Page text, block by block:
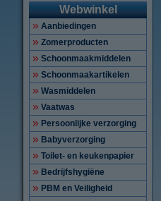
Webwinkel
Aanbiedingen
Zomerproducten
Schoonmaakmiddelen
Schoonmaakartikelen
Wasmiddelen
Vaatwas
Persoonlijke verzorging
Babyverzorging
Toilet- en keukenpapier
Bedrijfshygiëne
PBM en Veiligheid